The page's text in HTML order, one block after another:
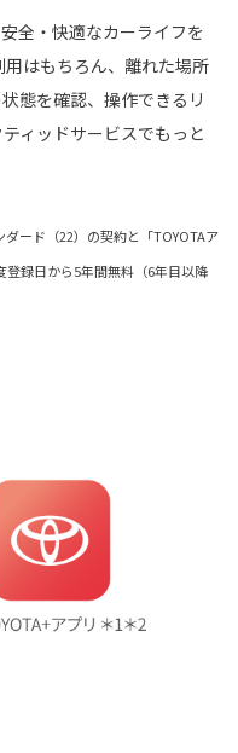
全・快適なカーライフを
はもちろん、離れた場所
態を確認、操作できるリ
ィッドサービスでもっと
ード（22）の契約と「TOYOTAア
録日から5年間無料（6年目以降